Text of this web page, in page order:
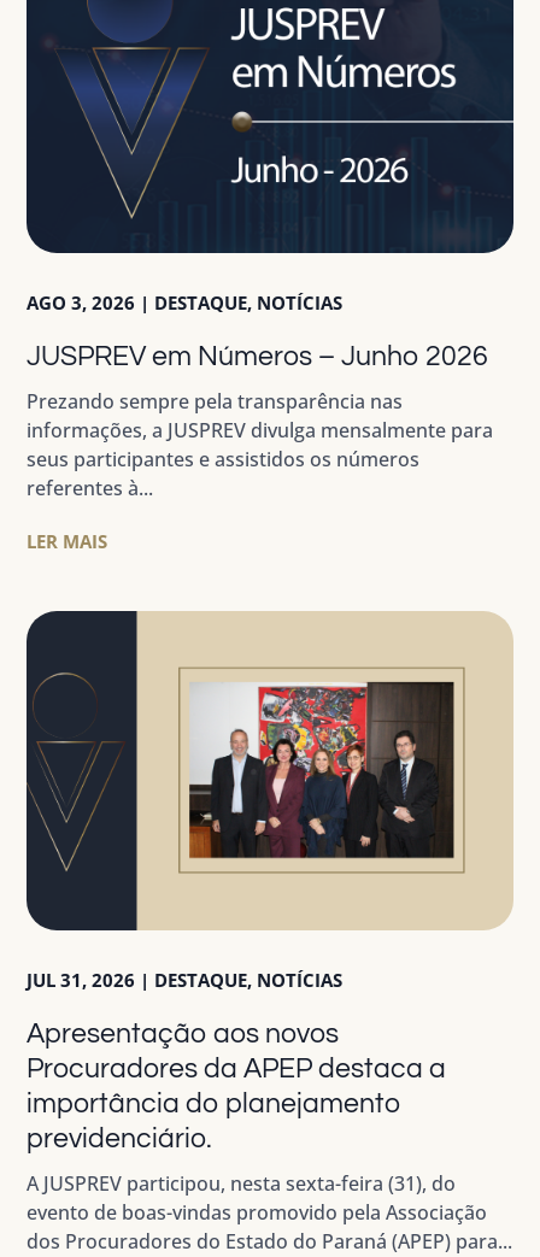
JUSPREV em Números – Junho 2026
AGO 3, 2026 | DESTAQUE, NOTÍCIAS
Prezando sempre pela transparência nas
informações, a JUSPREV divulga mensalmente para
seus participantes e assistidos os números
referentes à...
LER MAIS
Apresentação aos novos
Procuradores da APEP destaca a
importância do planejamento
previdenciário.
JUL 31, 2026 | DESTAQUE, NOTÍCIAS
A JUSPREV participou, nesta sexta-feira (31), do
evento de boas-vindas promovido pela Associação
dos Procuradores do Estado do Paraná (APEP) para...